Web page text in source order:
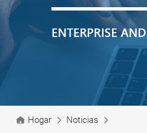
Hogar Noticias